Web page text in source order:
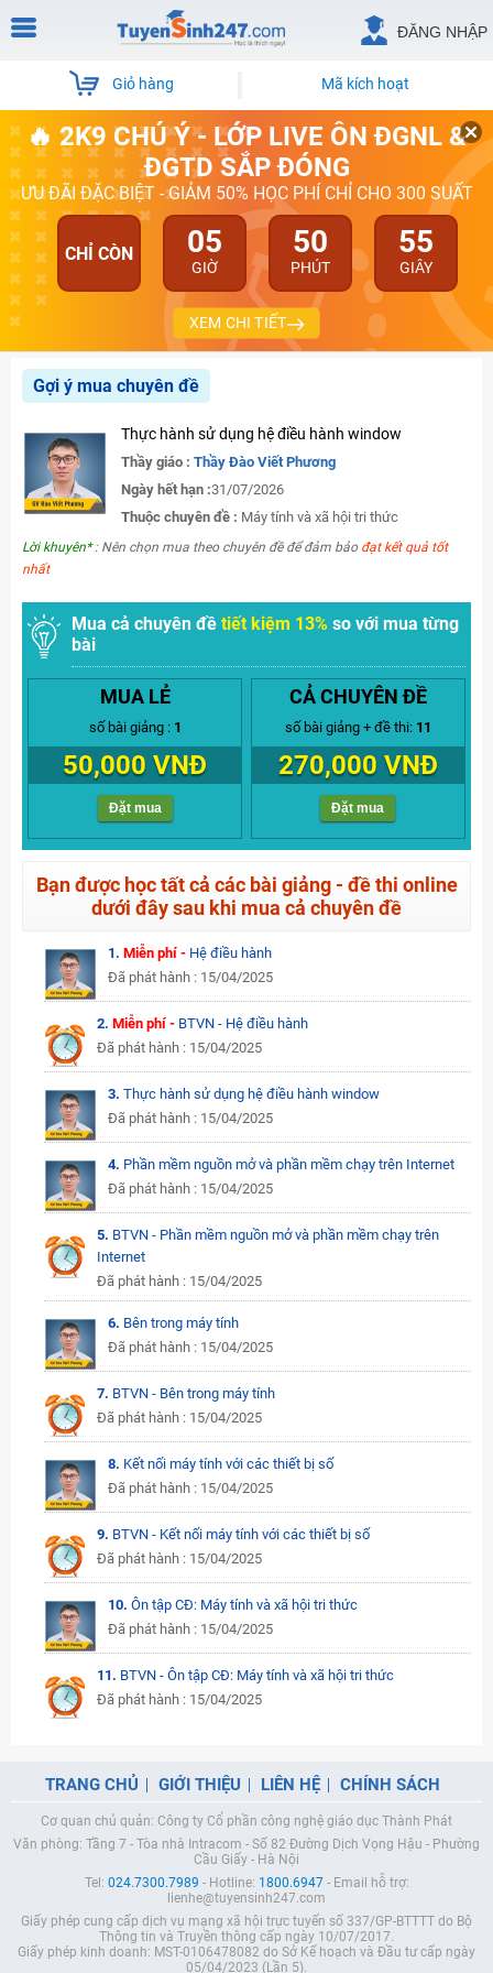
ĐĂNG NHẬP
Giỏ hàng Mã kích hoạt
🔥 2K9 CHÚ Ý - LỚP LIVE ÔN ĐGNL &
ĐGTD SẮP ĐÓNG
ƯU ĐÃI ĐẶC BIỆT - GIẢM 50% HỌC PHÍ CHỈ CHO 300 SUẤT
CHỈ CÒN 05
GIỜ
50
PHÚT
55
GIÂY
XEM CHI TIẾT
Gợi ý mua chuyên đề
Thực hành sử dụng hệ điều hành window
Thầy giáo : Thầy Đào Viết Phương
Ngày hết hạn :31/07/2026
Thuộc chuyên đề : Máy tính và xã hội tri thức
Lời khuyên*: Nên chọn mua theo chuyên đề để đảm bảo đạt kết quả tốt
nhất
Mua cả chuyên đề tiết kiệm 13% so với mua từng
bài
MUA LẺ
số bài giảng : 1
50,000 VNĐ
Đặt mua
CẢ CHUYÊN ĐỀ
số bài giảng + đề thi: 11
270,000 VNĐ
Đặt mua
Bạn được học tất cả các bài giảng - đề thi online
dưới đây sau khi mua cả chuyên đề
1. Miễn phí - Hệ điều hành
Đã phát hành : 15/04/2025
2.Miễn phí - BTVN - Hệ điều hành
Đã phát hành : 15/04/2025
3. Thực hành sử dụng hệ điều hành window
Đã phát hành : 15/04/2025
4. Phần mềm nguồn mở và phần mềm chạy trên Internet
Đã phát hành : 15/04/2025
5. BTVN - Phần mềm nguồn mở và phần mềm chạy trên
Internet
Đã phát hành : 15/04/2025
6. Bên trong máy tính
Đã phát hành : 15/04/2025
7. BTVN - Bên trong máy tính
Đã phát hành : 15/04/2025
8. Kết nối máy tính với các thiết bị số
Đã phát hành : 15/04/2025
9. BTVN - Kết nối máy tính với các thiết bị số
Đã phát hành : 15/04/2025
10. Ôn tập CĐ: Máy tính và xã hội tri thức
Đã phát hành : 15/04/2025
11. BTVN - Ôn tập CĐ: Máy tính và xã hội tri thức
Đã phát hành : 15/04/2025
TRANG CHỦ GIỚI THIỆU LIÊN HỆ CHÍNH SÁCH
Cơ quan chủ quản: Công ty Cổ phần công nghệ giáo dục Thành Phát
Văn phòng: Tầng 7 - Tòa nhà Intracom - Số 82 Đường Dịch Vọng Hậu - Phường
Cầu Giấy - Hà Nội
Tel: 024.7300.7989 - Hotline: 1800.6947- Email hỗ trợ:
lienhe@tuyensinh247.com
Giấy phép cung cấp dịch vụ mạng xã hội trực tuyến số 337/GP-BTTTT do Bộ
Thông tin và Truyền thông cấp ngày 10/07/2017.
Giấy phép kinh doanh: MST-0106478082 do Sở Kế hoạch và Đầu tư cấp ngày
05/04/2023 (Lần 5).